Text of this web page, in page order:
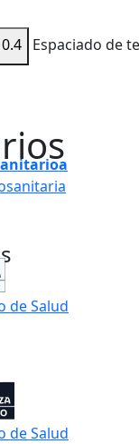
0.4 Espaciado de
de Salud
de Salud